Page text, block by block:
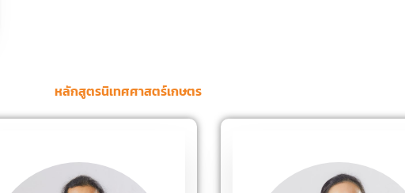
หลักสูตรนิเทศศาสตร์เกษตร